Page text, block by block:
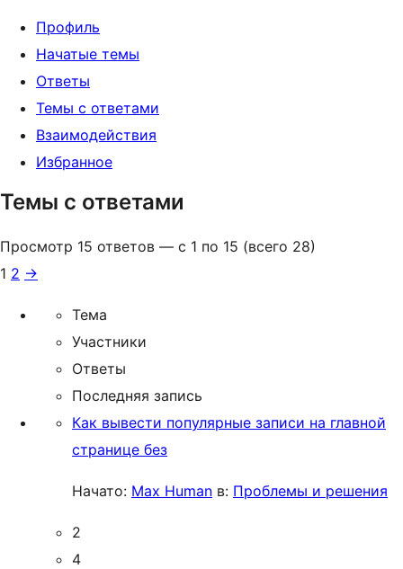
Профиль
Начатые темы
Ответы
Темы с ответами
Взаимодействия
Избранное
Темы с ответами
Просмотр 15 ответов — с 1 по 15 (всего 28)
1 2 →
Тема
Участники
Ответы
Последняя запись
Как вывести популярные записи на главной
странице без
Начато: Max Human в: Проблемы и решения
2
4